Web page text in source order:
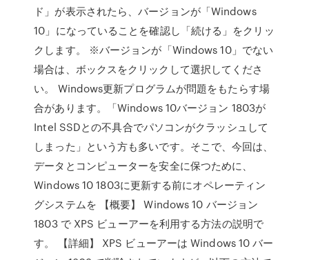
ド」が表示されたら、バージョンが「Windows
10」になっていることを確認し「続ける」をクリッ
クします。 ※バージョンが「Windows 10」でない
場合は、ボックスをクリックして選択してくださ
い。 Windows更新プログラムが問題をもたらす場
合があります。「Windows 10バージョン 1803が
Intel SSDとの不具合でパソコンがクラッシュして
しまった」という方も多いです。そこで、今回は、
データとコンピューターを安全に保つために、
Windows 10 1803に更新する前にオペレーティン
グシステムを 【概要】 Windows 10 バージョン
1803 で XPS ビューアーを利用する方法の説明で
す。 【詳細】 XPS ビューアーは Windows 10 バー